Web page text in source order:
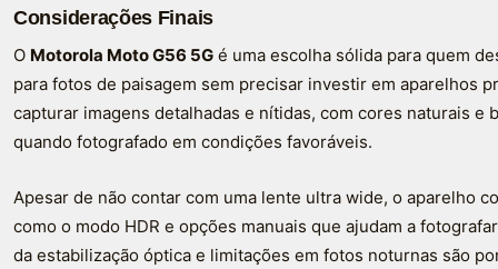
Considerações Finais
O Motorola Moto G56 5G é uma escolha sólida para quem
para fotos de paisagem sem precisar investir em aparelhos
capturar imagens detalhadas e nítidas, com cores naturais e
quando fotografado em condições favoráveis.
Apesar de não contar com uma lente ultra wide, o aparelho
como o modo HDR e opções manuais que ajudam a
da estabilização óptica e limitações em fotos noturnas são